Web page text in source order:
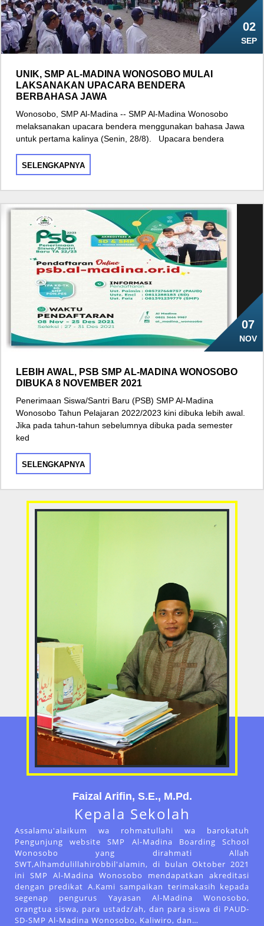
02
SEP
UNIK, SMP AL-MADINA WONOSOBO MULAI
LAKSANAKAN UPACARA BENDERA
BERBAHASA JAWA
Wonosobo, SMP Al-Madina -- SMP Al-Madina Wonosobo
melaksanakan upacara bendera menggunakan bahasa Jawa
untuk pertama kalinya (Senin, 28/8). Upacara bendera
SELENGKAPNYA
07
NOV
LEBIH AWAL, PSB SMP AL-MADINA WONOSOBO
DIBUKA 8 NOVEMBER 2021
Penerimaan Siswa/Santri Baru (PSB) SMP Al-Madina
Wonosobo Tahun Pelajaran 2022/2023 kini dibuka lebih awal.
Jika pada tahun-tahun sebelumnya dibuka pada semester
ked
SELENGKAPNYA
Faizal Arifin, S.E., M.Pd.
Kepala Sekolah
Assalamu'alaikum wa rohmatullahi wa barokatuh
Pengunjung website SMP Al-Madina Boarding School
Wonosobo yang dirahmati Allah
SWT,Alhamdulillahirobbil'alamin, di bulan Oktober 2021
ini SMP Al-Madina Wonosobo mendapatkan akreditasi
dengan predikat A.Kami sampaikan terimakasih kepada
segenap pengurus Yayasan Al-Madina Wonosobo,
orangtua siswa, para ustadz/ah, dan para siswa di PAUD-
SD-SMP Al-Madina Wonosobo, Kaliwiro, dan…